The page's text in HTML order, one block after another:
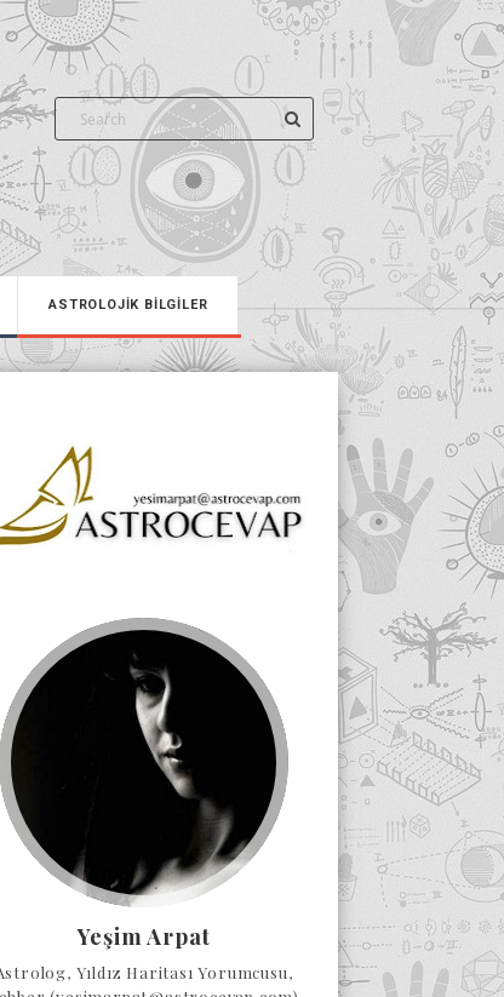
ASTROLOJİK BİLGİLER
Yeşim Arpat
Yıldız Haritası Yorumcusu,